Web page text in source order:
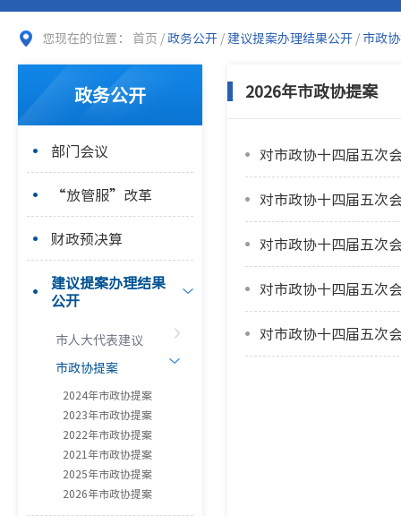
您现在的位置： 首页 /政务公开 / 建议提案办理结果公开 / 市政
政务公开
部门会议
“放管服”改革
财政预决算
建议提案办理结果
公开
市人大代表建议
市政协提案
2024年市政协提案
2023年市政协提案
2022年市政协提案
2021年市政协提案
2025年市政协提案
2026年市政协提案
2026年市政协提案
对市政协十四届五次
对市政协十四届五次
对市政协十四届五次
对市政协十四届五次